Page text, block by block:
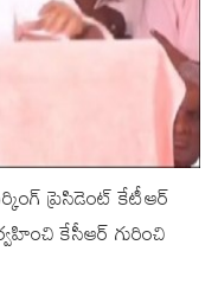
ప్రెసిడెంట్‌ కేటీఆర్‌
కేసీఆర్‌ గురించి